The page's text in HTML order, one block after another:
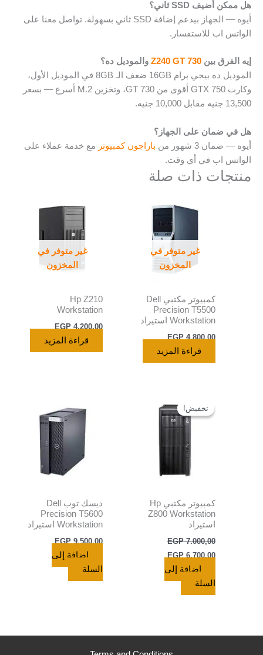
هل ممكن أضيف SSD ثاني؟
أيوه — الجهاز بيدعم إضافة SSD ثاني بسهولة. تواصل معنا على
الواتس اب للاستفسار.
إيه الفرق بين Z240 GT 730 والموديل ده؟
الموديل ده بيجي برام 16GB ضعف الـ 8GB في الموديل الأول،
وكارت GTX 750 أقوى من GT 730، وتخزين M.2 أسرع — بسعر
13,500 جنيه مقابل 10,000 جنيه.
هل في ضمان على الجهاز؟
أيوه — ضمان 3 شهور من
باراجون كمبيوتر مع خدمة عملاء على
الواتس اب في أي وقت.
منتجات ذات صلة
غير متوفر في
المخزون
كمبيوتر مكتبي Dell
Precision T5500
Workstation استيراد
EGP4.800,00
قراءة المزيد
غير متوفر في
المخزون
Hp Z210
Workstation
EGP4.200,00
قراءة المزيد
تخفيض!
تخفيض!
كمبيوتر مكتبي Hp
Z800 Workstation
استيراد
EGP7.000,00
هو:
EGP 7.000,00.
EGP6.700,00
الحالي
هو:
EGP 6.700,00.
إضافة إلى
السلة
ديسك توب Dell
Precision T5600
Workstation استيراد
EGP9.500,00
إضافة إلى
السلة